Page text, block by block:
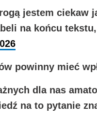
jestem ciekaw
na końcu
powinny mieć
dla nas
na to pytanie